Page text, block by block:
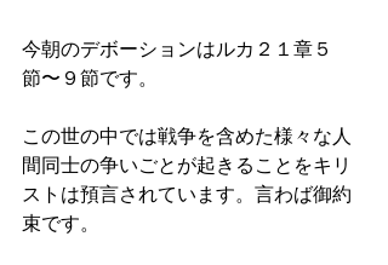
今朝のデボーションはルカ２１章５
節〜９節です。
この世の中では戦争を含めた様々な人
間同士の争いごとが起きることをキリ
ストは預言されています。言わば御約
束です。